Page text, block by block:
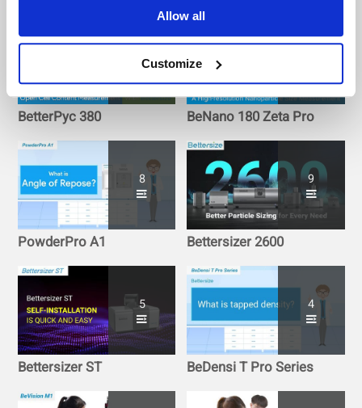
Allow all
Customize
BetterPyc 380 BeNano 180 Zeta Pro
8
PowderPro A1
9
Bettersizer 2600
5
Bettersizer ST
4
BeDensi T Pro Series